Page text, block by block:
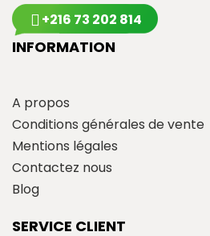
+216 73 202 814
INFORMATION
A propos
Conditions générales de vente
Mentions légales
Contactez nous
Blog
SERVICE CLIENT